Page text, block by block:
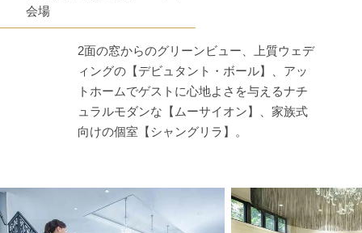
会場
2面の窓からのグリーンビュー、上質ウェデ
ィングの【デビュタント・ボール】、アッ
トホームでゲストに心地よさを与えるナチ
ュラルモダンな【ムーサイオン】、家族式
向けの個室【シャングリラ】。